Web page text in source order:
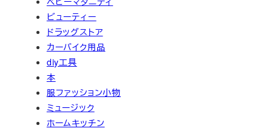
ビューティー
ドラッグストア
カーバイク用品
diy工具
本
服ファッション小物
ミュージック
ホームキッチン